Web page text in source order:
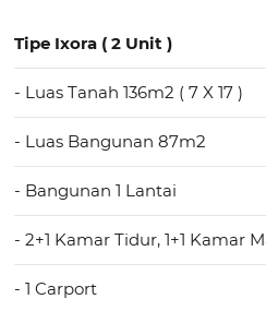
Tipe Ixora ( 2 Unit )
- Luas Tanah 136m2 ( 7 X 17 )
- Luas Bangunan 87m2
- Bangunan 1 Lantai
- 2+1 Kamar Tidur, 1+1 Kamar
- 1 Carport